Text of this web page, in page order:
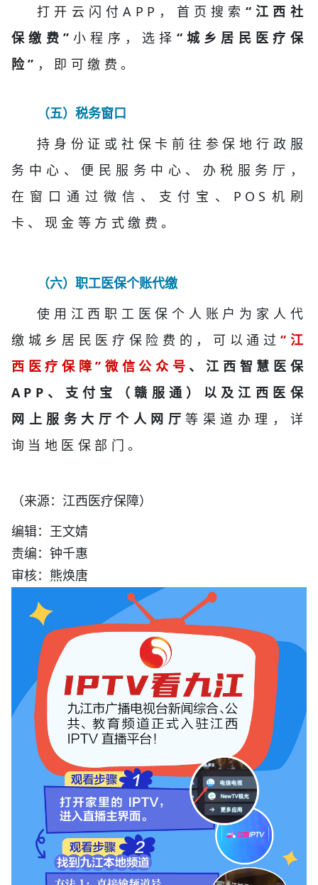
打开云闪付APP，首页搜索 “江西社
保缴费” 小程序，选择 “城乡居民医疗保
险” ，即可缴费。
（五）税务窗口
持身份证或社保卡前往参保地行政服
务中心、便民服务中心、办税服务厅，
在窗口通过微信、支付宝、POS机刷
卡、现金等方式缴费。
（六）职工医保个账代缴
使用江西职工医保个人账户为家人代
缴城乡居民医疗保险费的，可以通过 “ 江
西医疗保障” 微信公众 号 、江西智慧医保
APP、支付宝（赣服通）以及江西医保
网上服务大厅个人网厅等渠道办理，详
询当地医保部门。
（来源：江西医疗保障）
编辑：王文婧
责编：钟千惠
审核：熊焕唐